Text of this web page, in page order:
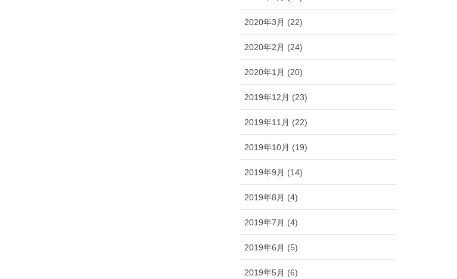
2020年3月 (22)
2020年2月 (24)
2020年1月 (20)
2019年12月 (23)
2019年11月 (22)
2019年10月 (19)
2019年9月 (14)
2019年8月 (4)
2019年7月 (4)
2019年6月 (5)
2019年5月 (6)